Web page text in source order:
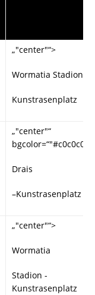
„"center"“>
Wormatia Stadion
Kunstrasenplatz
„"center"“
Drais
–Kunstrasenplatz
„"center"“>
Wormatia
Stadion -
Kunstrasenplatz